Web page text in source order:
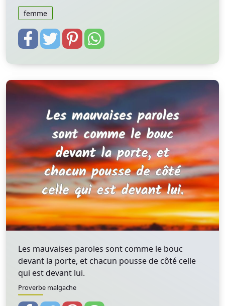
femme
Les mauvaises paroles sont comme le bouc
devant la porte, et chacun pousse de côté celle
qui est devant lui.
Proverbe malgache